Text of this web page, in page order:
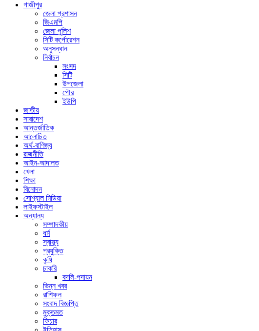
গাজীপুর
জেলা প্রশাসন
জিএমপি
জেলা পুলিশ
সিটি কর্পোরেশন
অনুসন্ধান
নির্বাচন
সংসদ
সিটি
উপজেলা
পৌর
ইউপি
জাতীয়
সারাদেশ
আন্তর্জাতিক
আলোচিত
অর্থ-বাণিজ্য
রাজনীতি
আইন-আদালত
খেলা
শিক্ষা
বিনোদন
সোশ্যাল মিডিয়া
লাইফস্টাইল
অন্যান্য
সম্পাদকীয়
ধর্ম
স্বাস্থ্য
প্রযুক্তি
কৃষি
চাকরি
বদলি-পদায়ন
ভিন্ন খবর
রাশিফল
সংবাদ বিজ্ঞপ্তি
মুক্তমত
ফিচার